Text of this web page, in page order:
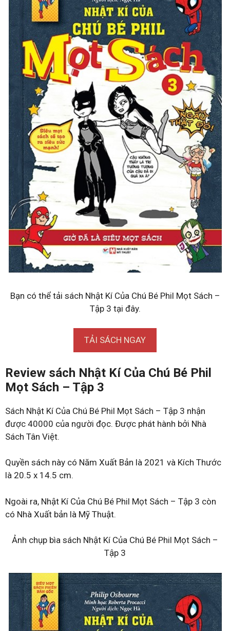
Bạn có thể tải sách Nhật Kí Của Chú Bé Phil Mọt Sách –
Tập 3 tại đây.
TẢI SÁCH NGAY
Review sách Nhật Kí Của Chú Bé Phil
Mọt Sách – Tập 3
Sách Nhật Kí Của Chú Bé Phil Mọt Sách – Tập 3 nhận
được 40000 của người đọc. Được phát hành bởi Nhà
Sách Tân Việt.
Quyền sách này có Năm Xuất Bản là 2021 và Kích Thước
là 20.5 x 14.5 cm.
Ngoài ra, Nhật Kí Của Chú Bé Phil Mọt Sách – Tập 3 còn
có Nhà Xuất bản là Mỹ Thuật.
Ảnh chụp bìa sách Nhật Kí Của Chú Bé Phil Mọt Sách –
Tập 3